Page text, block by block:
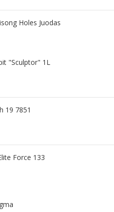
Holes Juodas
"Sculptor" 1L
19 7851
Force 133